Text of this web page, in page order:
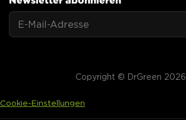
Copyright © DrGreen 2026
Cookie-Einstellungen